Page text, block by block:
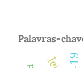
Palavras-